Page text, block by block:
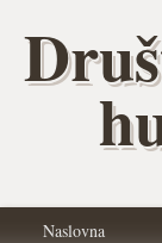
Naslovna